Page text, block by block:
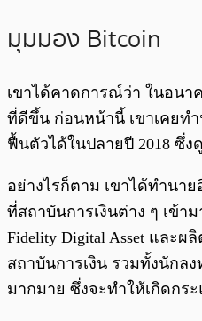
มุมมอง Bitcoin
เขาได้คาดการณ์ว่า ในอนา
ที่ดีขึ้น ก่อนหน้านี้ เขาเคยทำ
ฟื้นตัวได้ในปลายปี 2018 ซึ่ง
อย่างไรก็ตาม เขาได้ทำนาย
ที่สถาบันการเงินต่าง ๆ เข้า
Fidelity Digital Asset และ
สถาบันการเงิน รวมทั้งนักล
มากมาย ซึ่งจะทำให้เกิดกร